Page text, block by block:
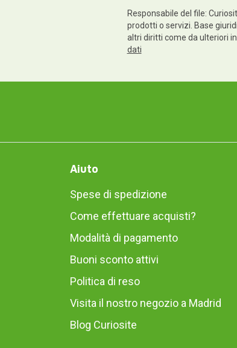
Responsabile del file:
prodotti o servizi. Base
altri diritti come da ulteriori
dati
Aiuto
Spese di spedizione
Come effettuare acquisti?
Modalità di pagamento
Buoni sconto attivi
Politica di reso
Visita il nostro negozio a Madrid
Blog Curiosite